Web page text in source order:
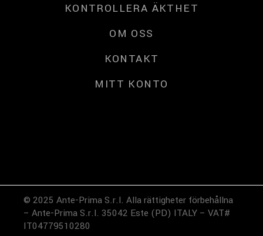
KONTROLLERA ÄKTHET
OM OSS
KONTAKT
MITT KONTO
© 2025 Ante-Prima S.r.l. Alla rättigheter förbehållna
– Ante-Prima S.r.l. 35042 Este (PD) ITALY – VAT#
IT04779510280